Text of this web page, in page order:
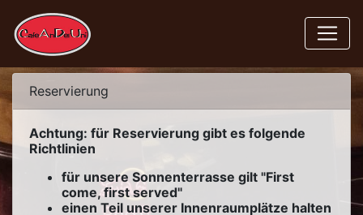
Reservierung
Achtung: für Reservierung gibt es folgende
Richtlinien
für unsere Sonnenterrasse gilt "First
come, first served"
einen Teil unserer Innenraumplätze halten